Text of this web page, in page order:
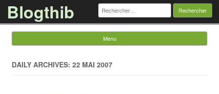
Blogthib Rechercher :
Menu
DAILY ARCHIVES: 22 MAI 2007